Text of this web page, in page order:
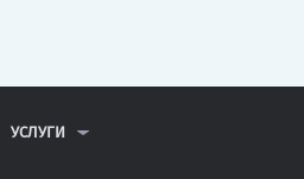
УСЛУГИ